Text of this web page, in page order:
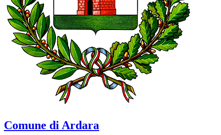
Comune di Ardara